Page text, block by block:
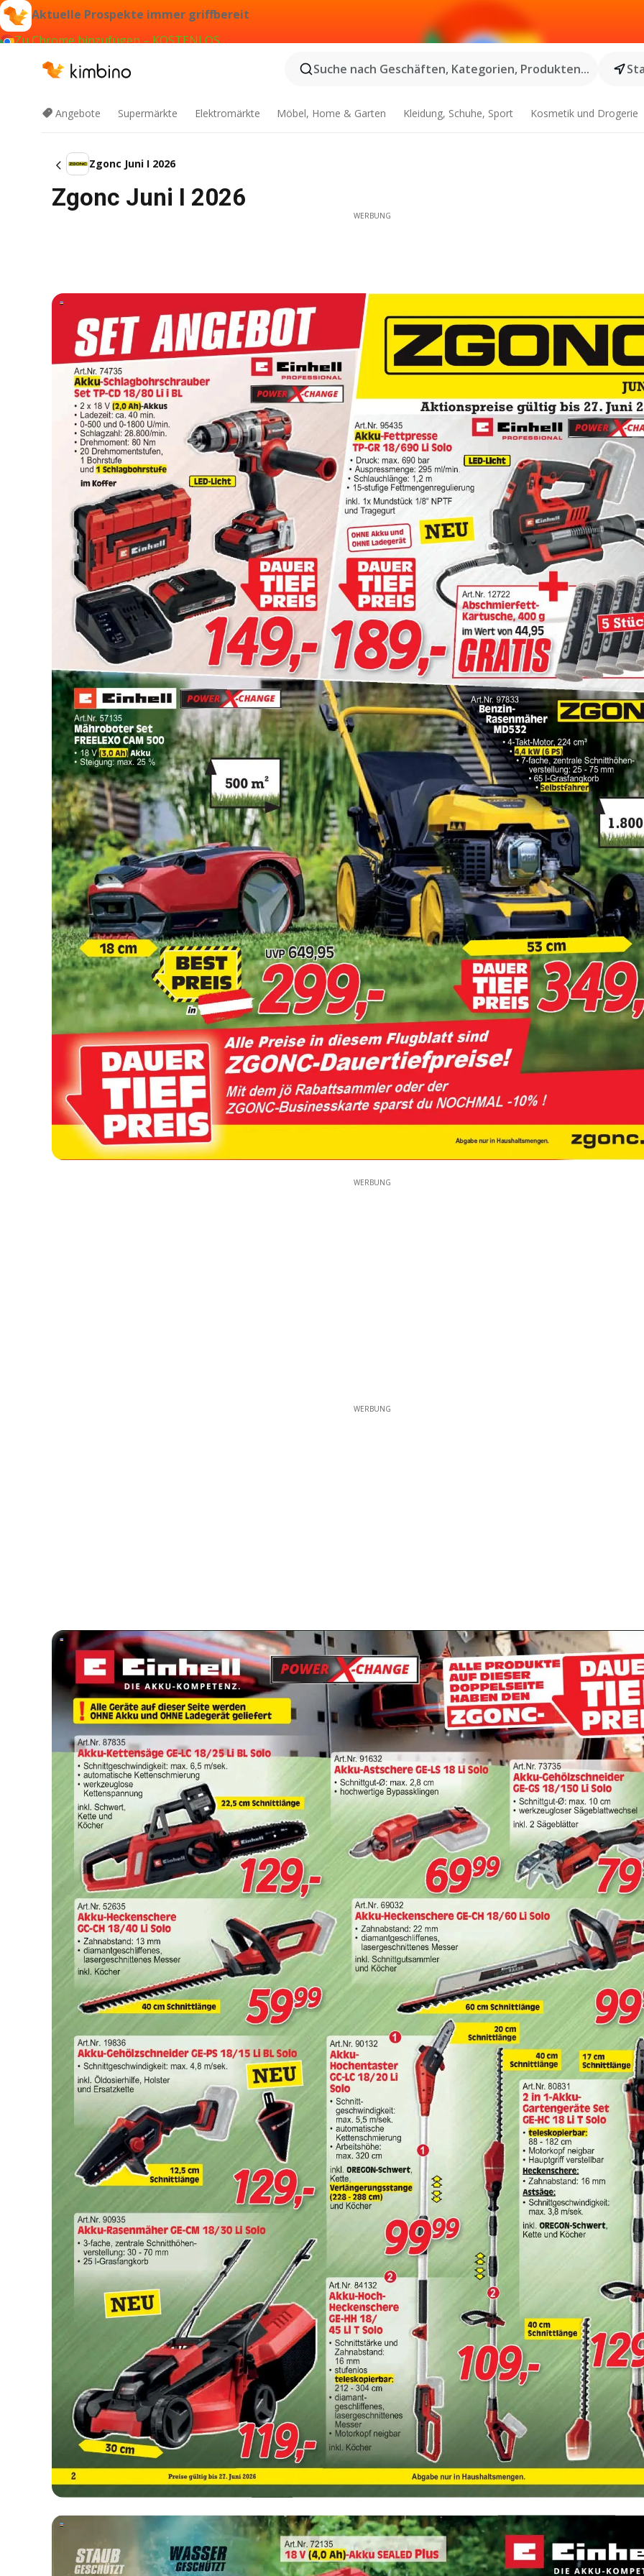
Aktuelle Prospekte immer griffbereit
Zu Chrome hinzufügen – KOSTENLOS
Suche nach Geschäften, Kategorien, Produkten...
Angebote Supermärkte Elektromärkte Möbel, Home & Garten Kleidung, Schuhe, Sport Kosmetik und Drogerie
Zgonc Juni I 2026
Zgonc Juni I 2026
WERBUNG
WERBUNG
WERBUNG